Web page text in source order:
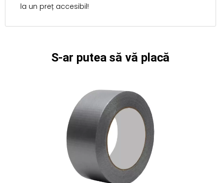
la un preț accesibil!
S-ar putea să vă placă